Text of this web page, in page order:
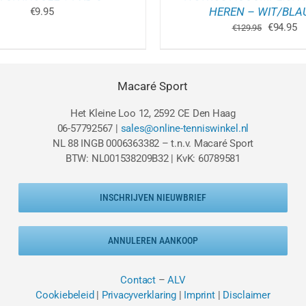
€9.95
HEREN – WIT/
€129.95 €94.95
Macaré Sport
Het Kleine Loo 12, 2592 CE Den Haag
06-57792567 | sales@online-tenniswinkel.nl
NL 88 INGB 0006363382 – t.n.v. Macaré Sport
BTW: NL001538209B32 | KvK: 60789581
INSCHRIJVEN NIEUWBRIEF
ANNULEREN AANKOOP
Contact–ALV
Cookiebeleid | Privacyverklaring| Imprint| Disclaimer